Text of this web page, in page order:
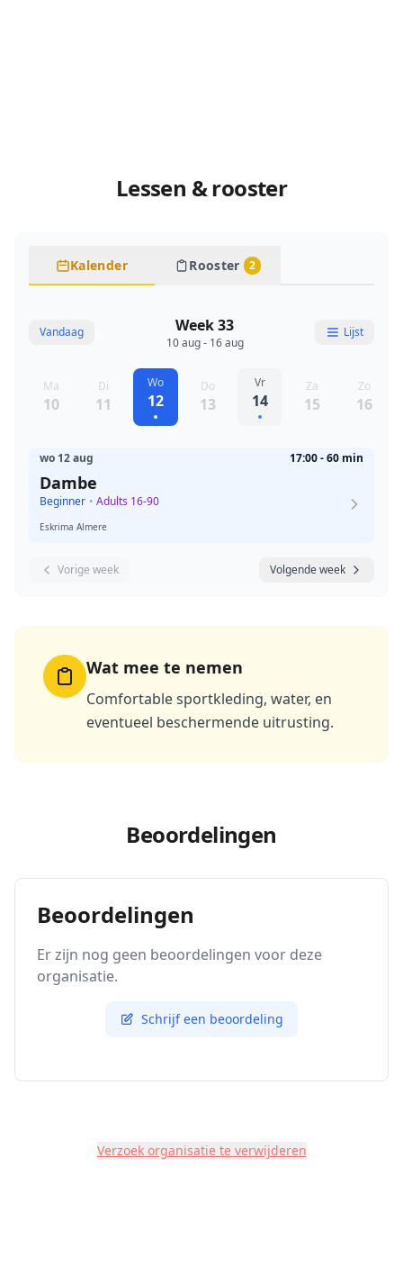
Lessen & rooster
Kalender Rooster 2
Vandaag Week 33
10 aug - 16 aug
Lijst
Ma
10
Di
11
Wo
12
Do
13
Vr
14
Za
15
Zo
16
wo 12 aug 17:00 - 60 min
Dambe
Beginner • Adults 16-90
Eskrima Almere
Vorige week Volgende week
Wat mee te nemen
Comfortable sportkleding, water, en
eventueel beschermende uitrusting.
Beoordelingen
Beoordelingen
Er zijn nog geen beoordelingen voor deze
organisatie.
Schrijf een beoordeling
Verzoek organisatie te verwijderen